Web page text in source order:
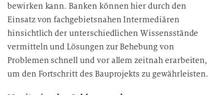
b
e
i
t
u
n
bewirken kann. Banken können hier durch den
Einsatz von fachgebietsnahen Intermediären
hinsichtlich der unterschiedlichen Wissensstände
vermitteln und Lösungen zur Behebung von
Problemen schnell und vor allem zeitnah erarbeiten,
um den Fortschritt des Bauprojekts zu gewährleisten.